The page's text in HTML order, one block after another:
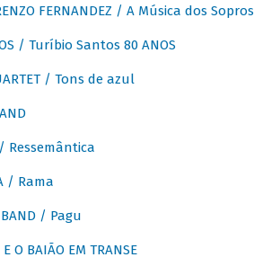
FERNANDEZ / A Música dos Sopros
/ Turíbio Santos 80 ANOS
/ Tons de azul
/ Ressemântica
/ Rama
BAND / Pagu
O BAIÃO EM TRANSE